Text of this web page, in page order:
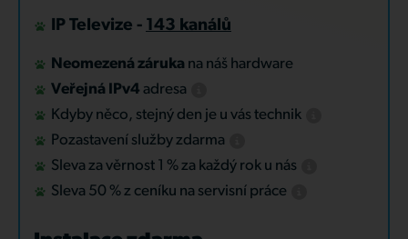
IP Televize - 143 kanálů
Neomezená záruka na náš hardware
Veřejná IPv4 adresa
Kdyby něco, stejný den je u vás technik
Pozastavení služby zdarma
Sleva za věrnost 1 % za každý rok u nás
Sleva 50 % z ceníku na servisní práce